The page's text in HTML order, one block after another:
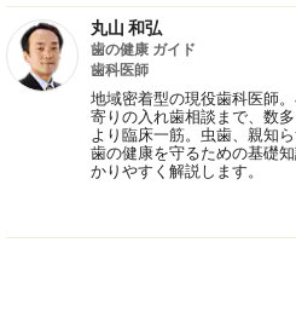
丸山 和弘
歯の健康 ガイド
歯科医師
地域密着型の現役歯科医師
寄りの入れ歯相談まで、数
より臨床一筋。虫歯、親知
歯の健康を守るための基礎
かりやすく解説します。